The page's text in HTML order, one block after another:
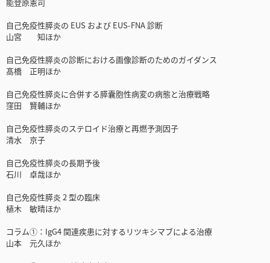
自己免疫性膵炎の EUS および EUS-FNA 診断
山宮 知ほか
自己免疫性膵炎の診断における画像診断のためのガイダンス
髙橋 正明ほか
自己免疫性膵炎に合併する膵囊胞性病変の病態と治療戦略
窪田 賢輔ほか
自己免疫性膵炎のステロイド治療と再燃予測因子
清水 京子
自己免疫性膵炎の長期予後
石川 卓哉ほか
自己免疫性膵炎 2 型の臨床
植木 敏晴ほか
コラム①：IgG4 関連疾患に対するリツキシマブによる治療
山本 元久ほか